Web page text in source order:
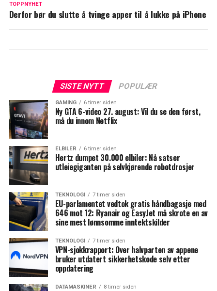
TOPPNYHET
Derfor bør du slutte å tvinge apper til å lukke på iPhone
SISTE NYTT POPULÆR
GAMING 6 timer siden
Ny GTA 6-video 27. august: Vil du se den først,
må du innom Netflix
ELBILER 6 timer siden
Hertz dumpet 30.000 elbiler: Nå satser
utleiegiganten på selvkjørende robotdrosjer
TEKNOLOGI 7 timer siden
EU-parlamentet vedtok gratis håndbagasje med
646 mot 12: Ryanair og EasyJet må skrote en av
sine mest lønnsomme inntektskilder
TEKNOLOGI 7 timer siden
VPN-sjokkrapport: Over halvparten av appene
bruker utdatert sikkerhetskode selv etter
oppdatering
DATAMASKINER 8 timer siden